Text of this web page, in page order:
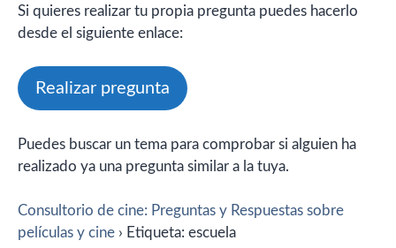
Si quieres realizar tu propia pregunta puedes hacerlo
desde el siguiente enlace:
Realizar pregunta
Puedes buscar un tema para comprobar si alguien ha
realizado ya una pregunta similar a la tuya.
Consultorio de cine: Preguntas y Respuestas sobre
películas y cine › Etiqueta: escuela